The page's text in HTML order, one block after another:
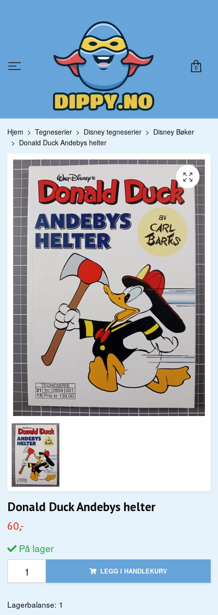
0
Hjem Tegneserier Disney tegneserier
Disney Bøker
Donald Duck Andebys helter
Donald Duck Andebys helter
60,-
På lager
LEGG I HANDLEKURV
Lagerbalanse: 1